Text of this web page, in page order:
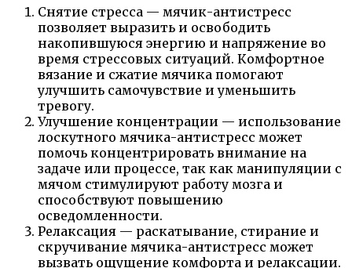
Снятие стресса — мячик-антистресс
позволяет выразить и освободить
накопившуюся энергию и напряжение во
время стрессовых ситуаций. Комфортное
вязание и сжатие мячика помогают
улучшить самочувствие и уменьшить
тревогу.
Улучшение концентрации — использование
лоскутного мячика-антистресс может
помочь концентрировать внимание на
задаче или процессе, так как манипуляции с
мячом стимулируют работу мозга и
способствуют повышению
осведомленности.
Релаксация — раскатывание, стирание и
скручивание мячика-антистресс может
вызвать ощущение комфорта и релаксации.